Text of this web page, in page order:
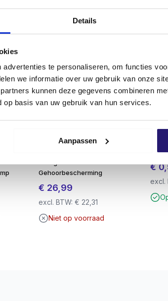
Details
te personaliseren, om functies
we informatie over uw gebruik van onze
kunnen deze gegevens combineren
basis van uw gebruik van hun services.
Aanpassen
​3M Peltor Optime I H510A
Gehoorbescherming
€ 26,99
excl. BTW:€ 22,31
Niet op voorraad
staal
€
excl.